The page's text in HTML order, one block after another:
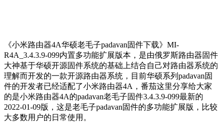
《小米路由器4A华硕老毛子padavan固件下载》MI-
R4A_3.4.3.9-099内置多功能扩展版本，是由俄罗斯路由器固件
大神基于华硕开源固件系统的基础上结合自己对路由器系统的
理解而开发的一款开源路由器系统，目前华硕系列padavan固
件的开发者已经适配了小米路由器4A，番茄这里分享给大家
的是小米路由器4A的padavan老毛子固件3.4.3.9-099最新的
2022-01-09版，这是老毛子padavan固件的多功能扩展版，比较
大多数用户的日常使用。